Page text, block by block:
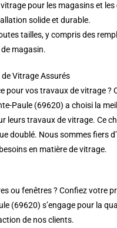
pour les magasins et
solide et durable.
tailles, y compris des
magasin.
Vitrage Assurés
vos travaux de vitrage
Paule (69620) a choisi la
leurs travaux de vitrage.
doublé. Nous sommes fiers
en matière de vitrage.
ou fenêtres ? Confiez votre
(69620) s’engage pour la
de nos clients.